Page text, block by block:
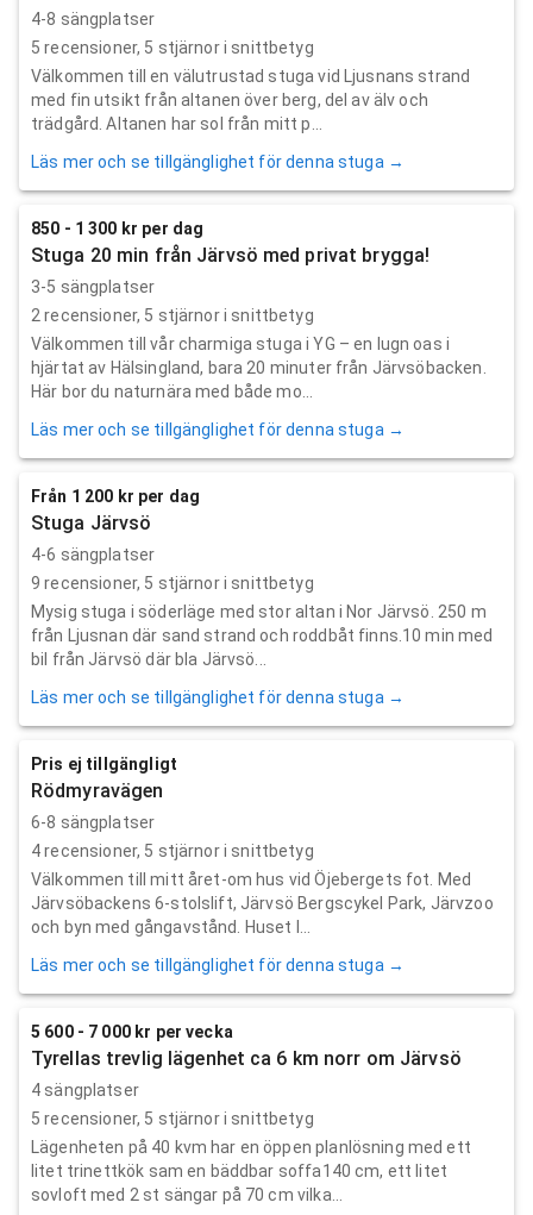
4-8 sängplatser
5 recensioner, 5 stjärnor i snittbetyg
Välkommen till en välutrustad stuga vid Ljusnans strand
med fin utsikt från altanen över berg, del av älv och
trädgård. Altanen har sol från mitt p...
Läs mer och se tillgänglighet för denna stuga →
850 - 1 300 kr per dag
Stuga 20 min från Järvsö med privat brygga!
3-5 sängplatser
2 recensioner, 5 stjärnor i snittbetyg
Välkommen till vår charmiga stuga i YG – en lugn oas i
hjärtat av Hälsingland, bara 20 minuter från Järvsöbacken.
Här bor du naturnära med både mo...
Läs mer och se tillgänglighet för denna stuga →
Från 1 200 kr per dag
Stuga Järvsö
4-6 sängplatser
9 recensioner, 5 stjärnor i snittbetyg
Mysig stuga i söderläge med stor altan i Nor Järvsö. 250 m
från Ljusnan där sand strand och roddbåt finns.10 min med
bil från Järvsö där bla Järvsö...
Läs mer och se tillgänglighet för denna stuga →
Pris ej tillgängligt
Rödmyravägen
6-8 sängplatser
4recensioner, 5 stjärnor i snittbetyg
Välkommen till mitt året-om hus vid Öjebergets fot. Med
Järvsöbackens 6-stolslift, Järvsö Bergscykel Park, Järvzoo
och byn med gångavstånd. Huset l...
Läs mer och se tillgänglighet för denna stuga →
5 600 - 7 000 kr per vecka
Tyrellas trevlig lägenhet ca 6 km norr om Järvsö
4 sängplatser
5 recensioner, 5 stjärnor i snittbetyg
Lägenheten på 40 kvm har en öppen planlösning med ett
litet trinettkök sam en bäddbar soffa140 cm, ett litet
sovloft med 2 st sängar på 70 cm vilka...